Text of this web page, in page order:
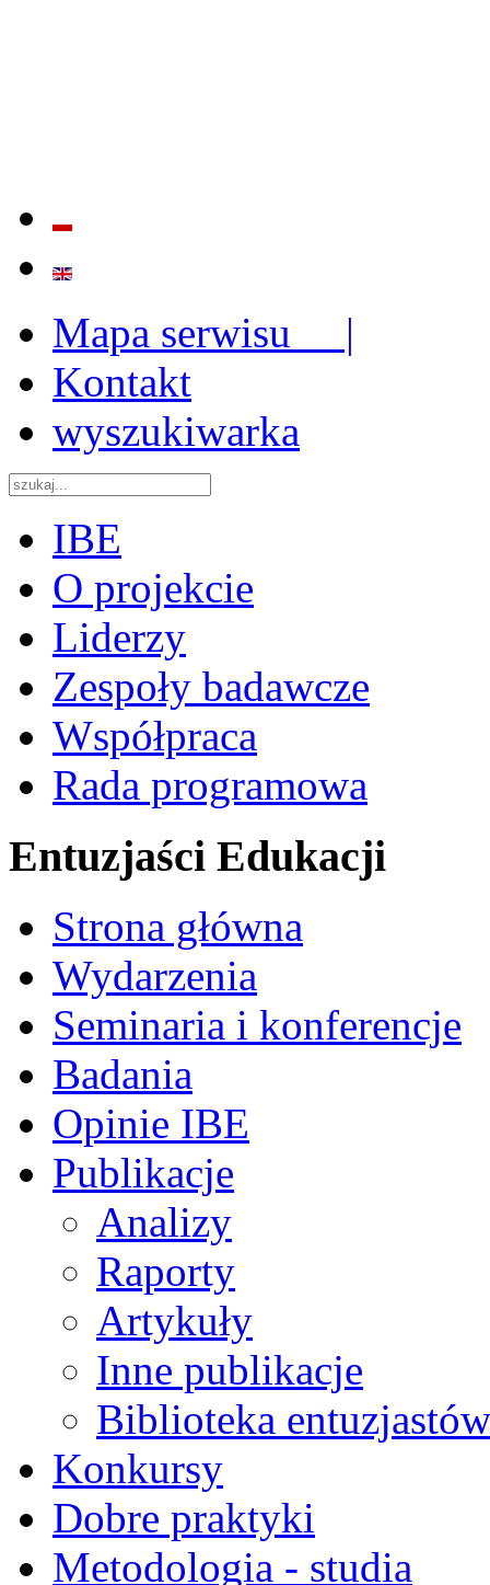
Mapa serwisu |
Kontakt
wyszukiwarka
IBE
O projekcie
Liderzy
Zespoły badawcze
Współpraca
Rada programowa
Entuzjaści Edukacji
Strona główna
Wydarzenia
Seminaria i konferencje
Badania
Opinie IBE
Publikacje
Analizy
Raporty
Artykuły
Inne publikacje
Biblioteka
Konkursy
Dobre praktyki
Metodologia - studia